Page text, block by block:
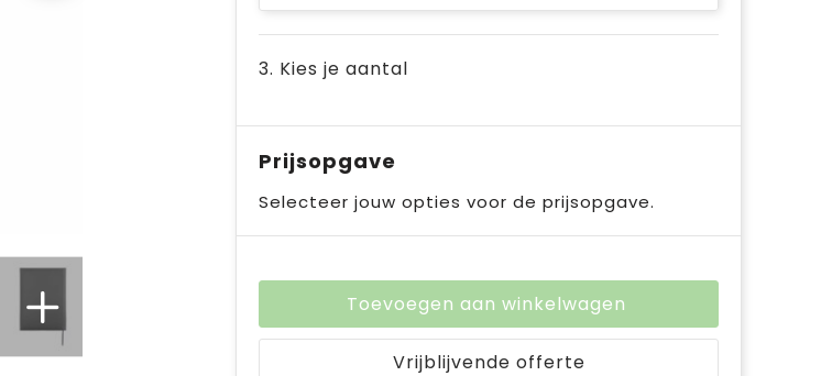
3. Kies je aantal
Prijsopgave
Selecteer jouw opties voor de prijsopgave.
Toevoegen aan winkelwagen
Vrijblijvende offerte